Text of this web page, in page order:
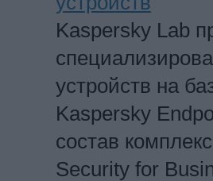
Kaspersky Lab
устройств на
Kaspersky
состав
Security for